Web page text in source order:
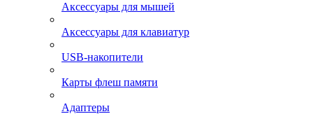
Аксессуары для мышей
Аксессуары для клавиатур
USB-накопители
Карты флеш памяти
Адаптеры